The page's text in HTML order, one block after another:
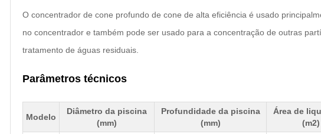
O concentrador de cone profundo de cone de alta eficiência é usado
no concentrador e também pode ser usado para a concentração de outras
tratamento de águas residuais.
Parâmetros técnicos
Modelo
Diâmetro da piscina
(mm)
Profundidade da piscina
(mm)
Área de
(m2)